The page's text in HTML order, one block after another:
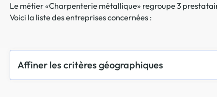
Le métier «Charpenterie métallique» regroupe 3
Voici la liste des entreprises concernées :
Affiner les critères géographiques